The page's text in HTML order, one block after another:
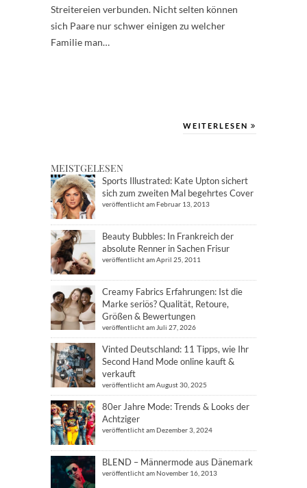
Streitereien verbunden. Nicht selten können
sich Paare nur schwer einigen zu welcher
Familie man…
WEITERLESEN
MEISTGELESEN
Sports Illustrated: Kate Upton sichert
sich zum zweiten Mal begehrtes Cover
veröffentlicht am Februar 13, 2013
Beauty Bubbles: In Frankreich der
absolute Renner in Sachen Frisur
veröffentlicht am April 25, 2011
Creamy Fabrics Erfahrungen: Ist die
Marke seriös? Qualität, Retoure,
Größen & Bewertungen
veröffentlicht am Juli 27, 2026
Vinted Deutschland: 11 Tipps, wie Ihr
Second Hand Mode online kauft &
verkauft
veröffentlicht am August 30, 2025
80er Jahre Mode: Trends & Looks der
Achtziger
veröffentlicht am Dezember 3, 2024
BLEND – Männermode aus Dänemark
veröffentlicht am November 16, 2013